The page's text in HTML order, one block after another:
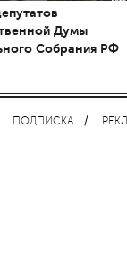
Думы
Собрания РФ
ПОДПИСКА